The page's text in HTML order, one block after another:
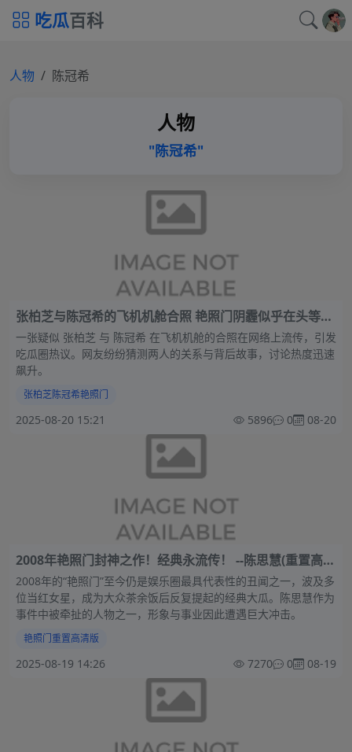
吃瓜百科
人物 陈冠希
人物
"陈冠希"
张柏芝与陈冠希的飞机机舱合照 艳照门阴霾似乎在头等舱
上一扫而空，完全忘了顾虑老公谢霆锋的感受
一张疑似 张柏芝 与 陈冠希 在飞机机舱的合照在网络上流传，引发
吃瓜圈热议。网友纷纷猜测两人的关系与背后故事，讨论热度迅速
飙升。
张柏芝陈冠希艳照门
2025-08-20 15:21 5896 0 08-20
2008年艳照门封神之作！经典永流传！ --陈思慧(重置高清
版)
2008年的“艳照门”至今仍是娱乐圈最具代表性的丑闻之一，波及多
位当红女星，成为大众茶余饭后反复提起的经典大瓜。陈思慧作为
事件中被牵扯的人物之一，形象与事业因此遭遇巨大冲击。
艳照门重置高清版
2025-08-19 14:26 7270 0 08-19